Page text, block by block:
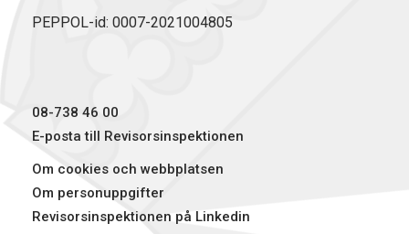
PEPPOL-id: 0007-2021004805
08-738 46 00
E-posta till Revisorsinspektionen
Om cookies och webbplatsen
Om personuppgifter
Revisorsinspektionen på Linkedin